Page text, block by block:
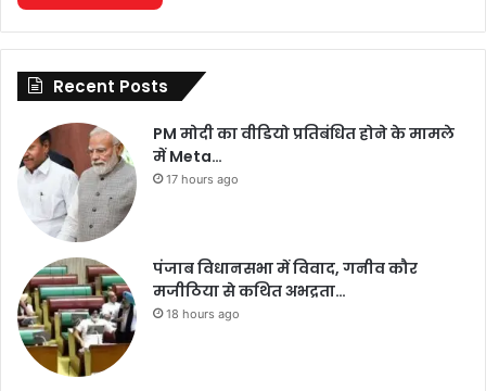
Recent Posts
PM मोदी का वीडियो प्रतिबंधित होने के मामले
में Meta…
17 hours ago
पंजाब विधानसभा में विवाद, गनीव कौर
मजीठिया से कथित अभद्रता…
18 hours ago